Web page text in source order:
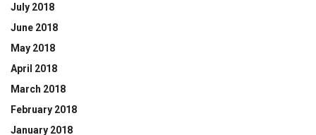
July 2018
June 2018
May 2018
April 2018
March 2018
February 2018
January 2018